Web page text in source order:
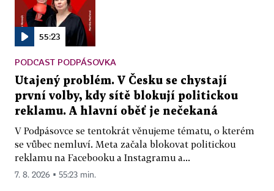
55:23
PODCAST PODPÁSOVKA
Utajený problém. V Česku se chystají
první volby, kdy sítě blokují politickou
reklamu. A hlavní oběť je nečekaná
V Podpásovce se tentokrát věnujeme tématu, o kterém
se vůbec nemluví. Meta začala blokovat politickou
reklamu na Facebooku a Instagramu a...
7. 8. 2026 ▪ 55:23 min.